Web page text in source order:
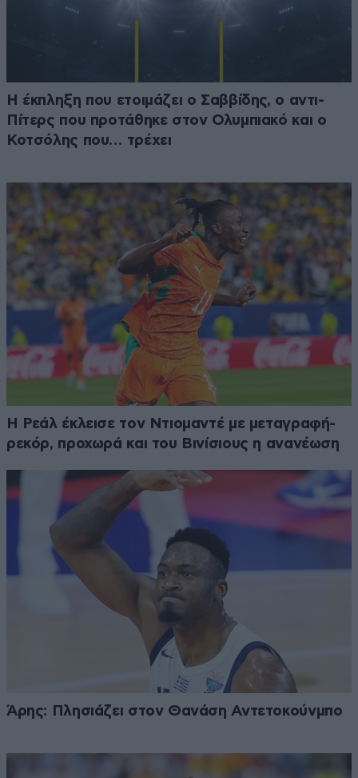
Η έκπληξη που ετοιμάζει ο Σαββίδης, ο αντι-
Πίτερς που προτάθηκε στον Ολυμπιακό και ο
Κοτσόλης που… τρέχει
Η Ρεάλ έκλεισε τον Ντιομαντέ με μεταγραφή-
ρεκόρ, προχωρά και του Βινίσιους η ανανέωση
Άρης: Πλησιάζει στον Θανάση Αντετοκούνμπο